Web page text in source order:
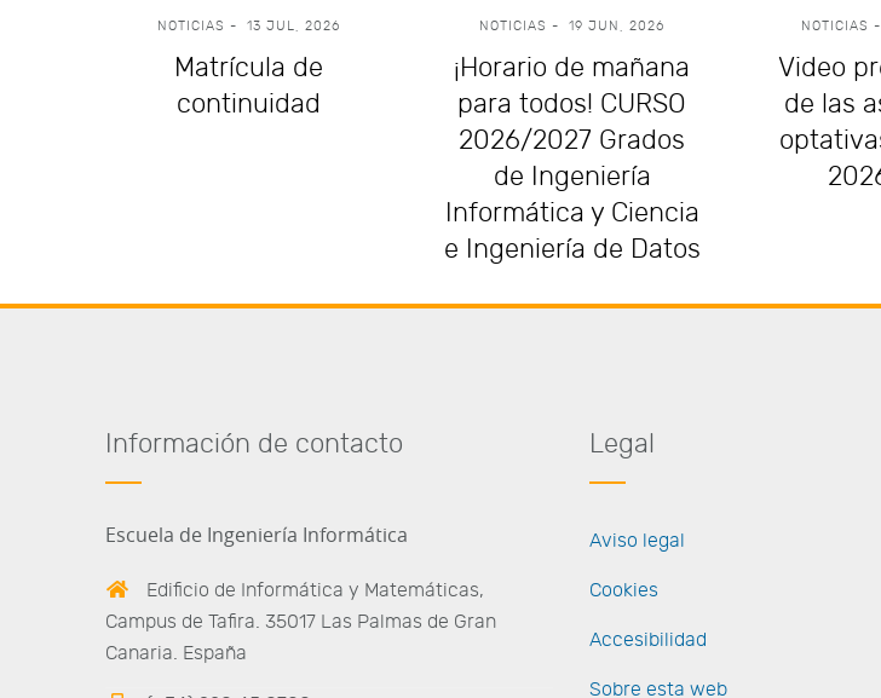
NOTICIAS - 13 JUL, 2026
Matrícula de
continuidad
NOTICIAS - 19 JUN, 2026
¡Horario de mañana
para todos! CURSO
2026/2027 Grados
de Ingeniería
Informática y Ciencia
e Ingeniería de Datos
NOTICIAS -
Video
de las
Información de contacto
Escuela de Ingeniería Informática
Edificio de Informática y Matemáticas,
Campus de Tafira. 35017 Las Palmas de Gran
Canaria. España
Legal
Aviso legal
Cookies
Accesibilidad
Sobre esta web